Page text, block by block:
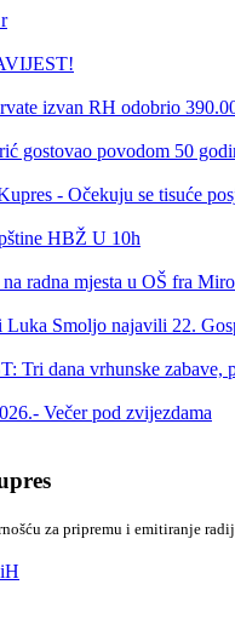
izvan RH odobrio
gostovao povodom 50
- Očekuju se tisuće
HBŽ U 10h
radna mjesta u OŠ fra
Smoljo najavili 22.
Tri dana vrhunske zabave,
Večer pod zvijezdama
za pripremu i emitiranje